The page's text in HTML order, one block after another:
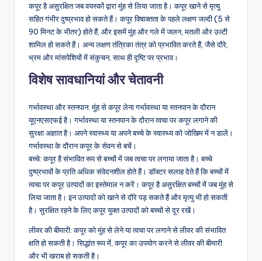
कपूर है असुरक्षित जब वयस्कों द्वारा मुंह से लिया जाता है। कपूर खाने से मृत्यु
सहित गंभीर दुष्प्रभाव हो सकते हैं। कपूर विषाक्तता के पहले लक्षण जल्दी (5 से
90 मिनट के भीतर) होते हैं, और इसमें मुंह और गले में जलन, मतली और उल्टी
शामिल हो सकते हैं। अन्य लक्षण तंत्रिका तंत्र को प्रभावित करते हैं, जैसे दौरे,
भ्रम और मांसपेशियों में संकुचन, साथ ही दृष्टि पर प्रभाव।
विशेष सावधानियां और चेतावनी
गर्भावस्था और स्तनपान: मुंह से कपूर लेना गर्भावस्था या स्तनपान के दौरान
यूएनएसएफई है। गर्भावस्था या स्तनपान के दौरान त्वचा पर कपूर लगाने की
सुरक्षा अज्ञात है। अपने स्वास्थ्य या अपने बच्चे के स्वास्थ्य को जोखिम में न डालें।
गर्भावस्था के दौरान कपूर के सेवन से बचें।
बच्चे: कपूर है संभावित रूप से बच्चों में जब त्वचा पर लगाया जाता है। बच्चे
दुष्प्रभावों के प्रति अधिक संवेदनशील होते हैं। डॉक्टर सलाह देते हैं कि बच्चों में
त्वचा पर कपूर उत्पादों का इस्तेमाल न करें। कपूर है असुरक्षित बच्चों में जब मुंह से
लिया जाता है। इन उत्पादों को खाने से दौरे पड़ सकते हैं और मृत्यु भी हो सकती
है। सुरक्षित रहने के लिए कपूर युक्त उत्पादों को बच्चों से दूर रखें।
लीवर की बीमारी: कपूर को मुंह से लेने या त्वचा पर लगाने से लीवर की संभावित
क्षति हो सकती है। सिद्धांत रूप में, कपूर का उपयोग करने से लीवर की बीमारी
और भी खराब हो सकती है।